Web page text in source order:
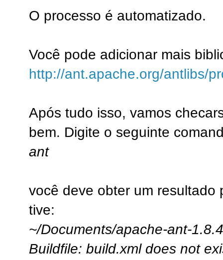
O processo é automatizado.
Você pode adicionar mais
http://ant.apache.org/antlibs/
Após tudo isso, vamos
bem. Digite o seguinte
ant
você deve obter um resultado
tive:
~/Documents/apache-ant-
Buildfile: build.xml does not